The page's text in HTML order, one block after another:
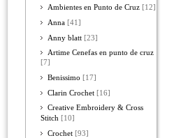
Ambientes en Punto de Cruz [12]
Anna [41]
Anny blatt [23]
Artime Cenefas en punto de cruz
[7]
Benissimo [17]
Clarin Crochet [16]
Creative Embroidery & Cross
Stitch [10]
Crochet [93]